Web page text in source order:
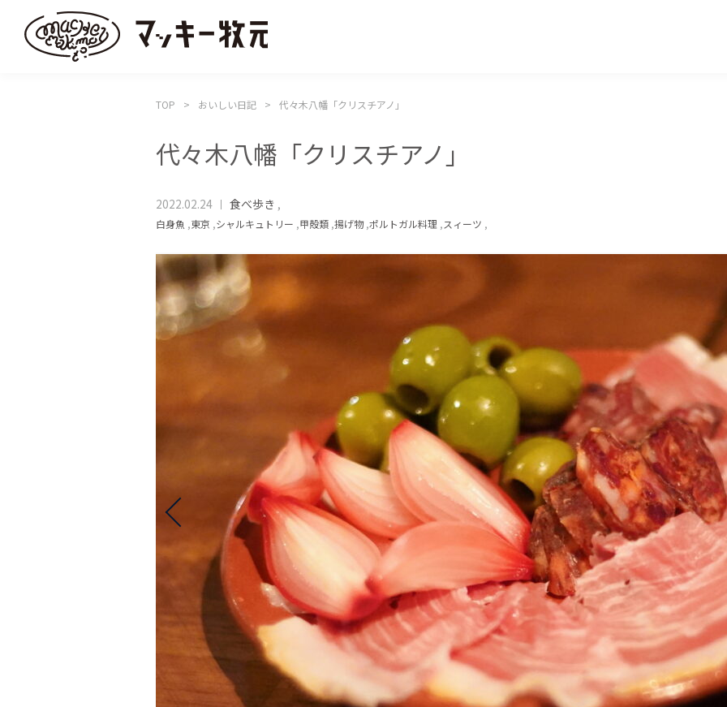
TOP おいしい日記 代々木八幡「クリスチアノ」
代々木八幡「クリスチアノ」
2022.02.24 食べ歩き ,
白身魚 ,東京 ,シャルキュトリー ,甲殻類 ,揚げ物,ポルトガル料理 ,スィーツ ,